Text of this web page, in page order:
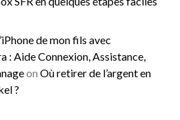
de mon fils avec
: Aide Connexion, Assistance,
on Où retirer de l’argent en
?